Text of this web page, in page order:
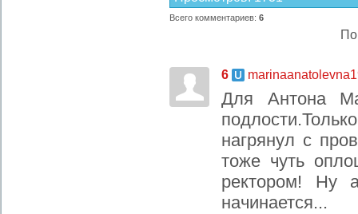
Всего комментариев: 6
6
Для Антона
нагрянул с
тоже чуть
ректором! Ну
начинается...